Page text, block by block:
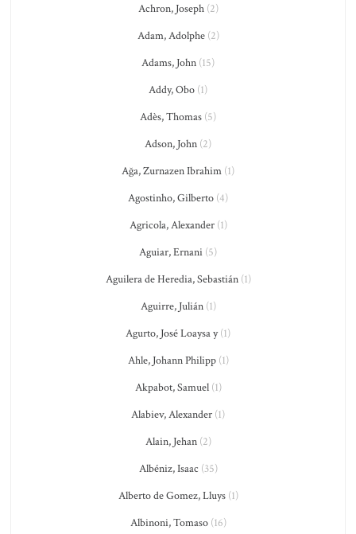
Achron, Joseph(2)
Adam, Adolphe(2)
Adams, John (15)
Addy, Obo (1)
Adès, Thomas (5)
Adson, John (2)
Ağa, Zurnazen Ibrahim (1)
Agostinho, Gilberto (4)
Agricola, Alexander(1)
Aguiar, Ernani (5)
Aguilera de Heredia, Sebastián(1)
Aguirre, Julián(1)
Agurto, José Loaysa y(1)
Ahle, Johann Philipp(1)
Akpabot, Samuel(1)
Alabiev, Alexander (1)
Alain, Jehan(2)
Albéniz, Isaac (35)
Alberto de Gomez, Lluys(1)
Albinoni, Tomaso(16)